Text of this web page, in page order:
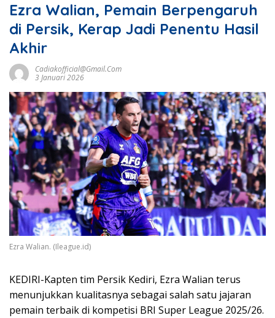
Ezra Walian, Pemain Berpengaruh
di Persik, Kerap Jadi Penentu Hasil
Akhir
Cadiakofficial@gmail.com
3 Januari 2026
Ezra Walian. (Ileague.id)
KEDIRI-Kapten tim Persik Kediri, Ezra Walian terus
menunjukkan kualitasnya sebagai salah satu jajaran
pemain terbaik di kompetisi BRI Super League 2025/26.